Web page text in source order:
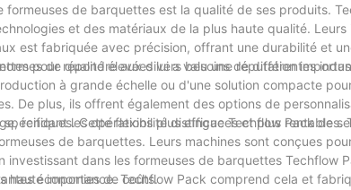
formeuses de barquettes est la qualité de ses produits.
et des matériaux de la plus haute qualité. Leurs
est fabriquée avec précision, offrant une durabilité et
de qualité élevées lui a valu une réputation
pour répondre aux divers besoins de différentes
à grande échelle ou d'une solution compacte
De plus, ils offrent également des options de
Cette flexibilité distingue Techflow Pack de
rendant les opérations plus efficaces et plus rentables.
de barquettes. Leurs machines sont conçues
dans les formeuses de barquettes Techflow
économies de coûts.
importance. Techflow Pack comprend cela et